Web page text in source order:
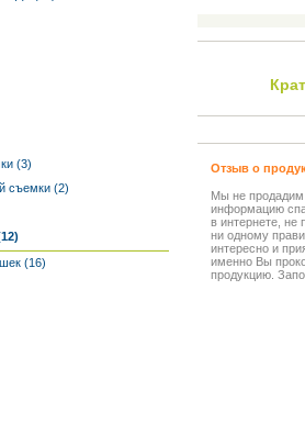
(3)
съемки (2)
(16)
Отзыв о
Мы не
информацию
в интернете, не
ни одному
интересно и
именно Вы
продукцию.